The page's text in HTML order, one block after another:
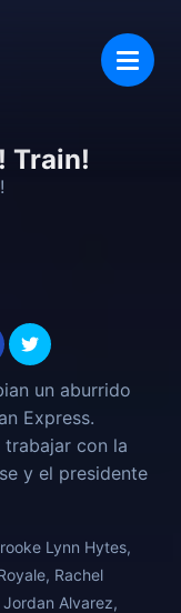
Train!
un aburrido
Express.
trabajar con la
y el presidente
Lynn Hytes,
Rachel
Jordan Alvarez,